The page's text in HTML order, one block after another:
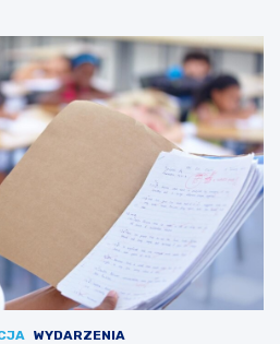
WYDARZENIA